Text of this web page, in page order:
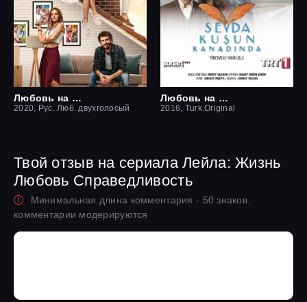
Любовь на крыше / Чердак любви
2020, Рус. Люб. двухголосый
Любовь на крыльях птицы
2016, Turk.Original
Твой отзыв на сериала Лейла: Жизнь
Любовь Справедливость
Минимальная длина комментария - 50 знаков.
комментарии модерируются